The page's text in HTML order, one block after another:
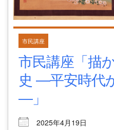
市民講座
市民講座「描
史 ―平安時代
―」
2025年4月19日